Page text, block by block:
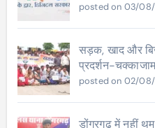
posted on 03/
सड़क, खाद और
प्रदर्शन-
posted on 02/
डोंगरगढ़ में नहीं